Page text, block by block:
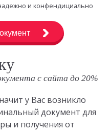
и конфендициально
с сайта до 20%
у Вас возникло
документ для
и получения от